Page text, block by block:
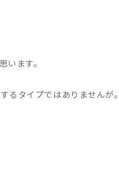
います。
るタイプではありませんが。